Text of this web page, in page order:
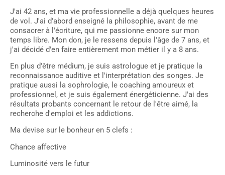
J'ai 42 ans, et ma vie professionnelle a déjà quelques heures
de vol. J'ai d'abord enseigné la philosophie, avant de me
consacrer à l'écriture, qui me passionne encore sur mon
temps libre. Mon don, je le ressens depuis l'âge de 7 ans, et
j'ai décidé d'en faire entièrement mon métier il y a 8 ans.
En plus d'être médium, je suis astrologue et je pratique la
reconnaissance auditive et l'interprétation des songes. Je
pratique aussi la sophrologie, le coaching amoureux et
professionnel, et je suis également énergéticienne. J'ai des
résultats probants concernant le retour de l'être aimé, la
recherche d'emploi et les addictions.
Ma devise sur le bonheur en 5 clefs :
Chance affective
Luminosité vers le futur